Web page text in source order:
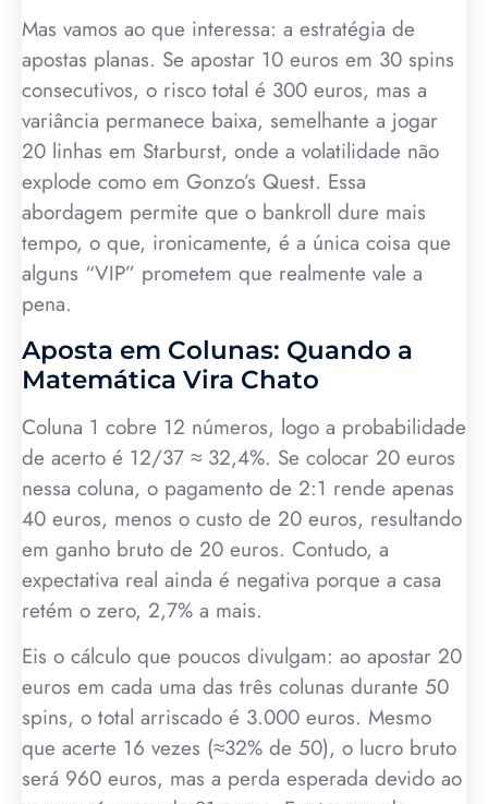
Mas vamos ao que interessa: a estratégia de
apostas planas. Se apostar 10 euros em 30 spins
consecutivos, o risco total é 300 euros, mas a
variância permanece baixa, semelhante a jogar
20 linhas em Starburst, onde a volatilidade não
explode como em Gonzo’s Quest. Essa
abordagem permite que o bankroll dure mais
tempo, o que, ironicamente, é a única coisa que
alguns “VIP” prometem que realmente vale a
pena.
Aposta em Colunas: Quando a
Matemática Vira Chato
Coluna 1 cobre 12 números, logo a probabilidade
de acerto é 12/37 ≈ 32,4%. Se colocar 20 euros
nessa coluna, o pagamento de 2:1 rende apenas
40 euros, menos o custo de 20 euros, resultando
em ganho bruto de 20 euros. Contudo, a
expectativa real ainda é negativa porque a casa
retém o zero, 2,7% a mais.
Eis o cálculo que poucos divulgam: ao apostar 20
euros em cada uma das três colunas durante 50
spins, o total arriscado é 3.000 euros. Mesmo
que acerte 16 vezes (≈32% de 50), o lucro bruto
será 960 euros, mas a perda esperada devido ao